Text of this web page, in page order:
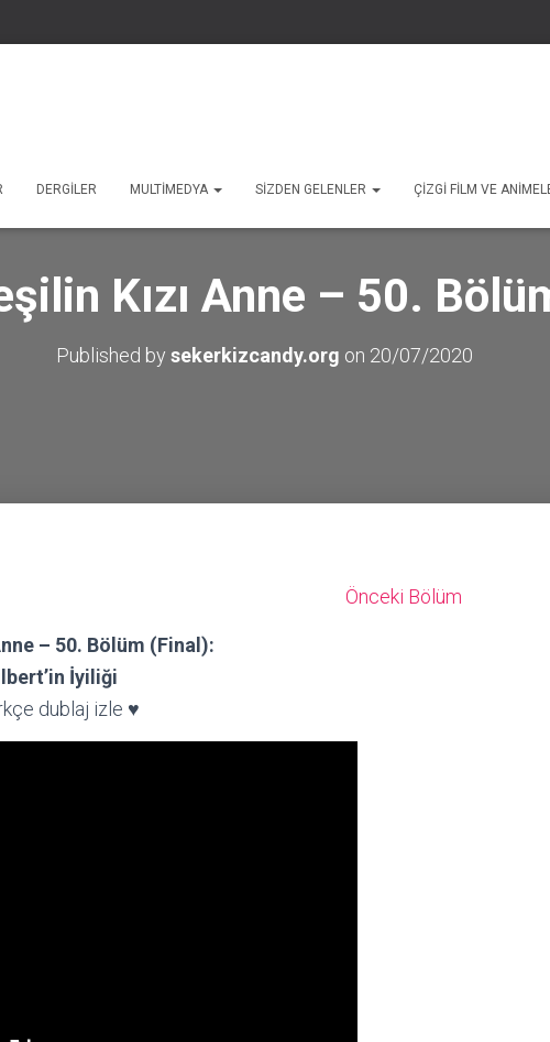
DERGILER MULTIMEDYA SIZDEN GELENLER ÇIZGI FILM VE
Kızı Anne – 50.
Published by sekerkizcandy.org on 20/07/2020
Önceki Bölüm
– 50. Bölüm (Final):
İyiliği
dublaj izle ♥